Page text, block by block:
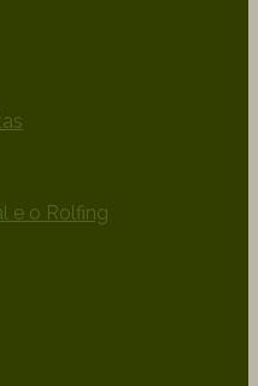
e o Rolfing